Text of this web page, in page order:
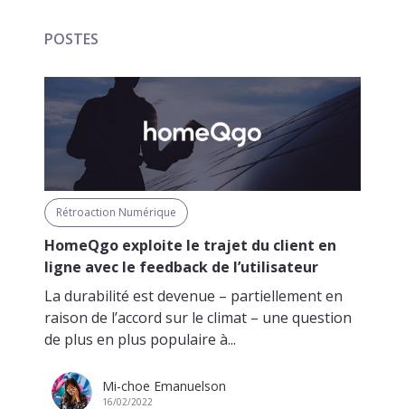
POSTES
Rétroaction Numérique
HomeQgo exploite le trajet du client en
ligne avec le feedback de l’utilisateur
La durabilité est devenue – partiellement en
raison de l’accord sur le climat – une question
de plus en plus populaire à...
Mi-choe Emanuelson
16/02/2022